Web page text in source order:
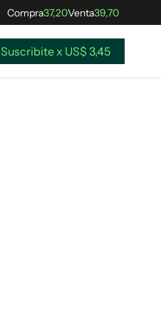
Compra37,20Venta39,70
Suscribite x US$ 3,45